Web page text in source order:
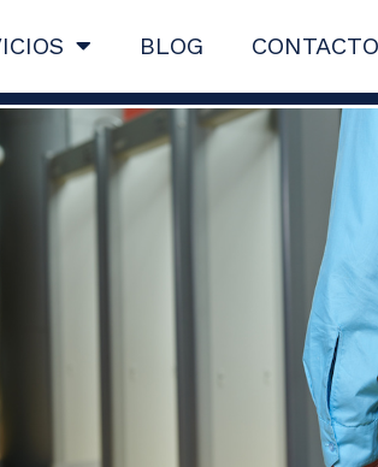
BLOG CONTACTO